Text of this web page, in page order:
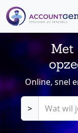
Met
Online, snel
>